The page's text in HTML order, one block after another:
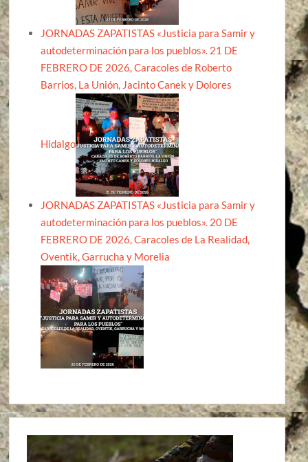
JORNADAS ZAPATISTAS «Justicia para Samir y
autodeterminación para los pueblos». 21 DE
FEBRERO DE 2026, Caracoles de Roberto
Barrios, La Unión, Jacinto Canek y Dolores
Hidalgo
JORNADAS ZAPATISTAS «Justicia para Samir y
autodeterminación para los pueblos». 20 DE
FEBRERO DE 2026, Caracoles de La Realidad,
Oventik, Garrucha y Morelia